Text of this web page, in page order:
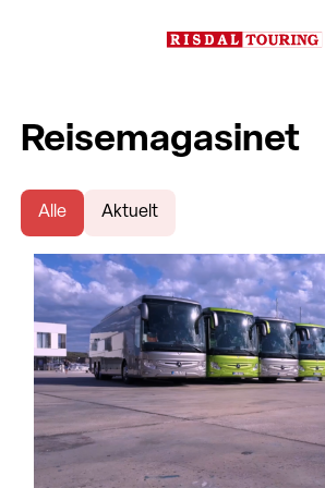
Reisemagasinet
Alle Aktuelt